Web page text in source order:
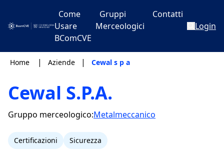
Come
Usare
BComCVE
Gruppi
Merceologici
Contatti
Login
Home | Aziende | Cewal s p a
Cewal S.P.A.
Gruppo merceologico:Metalmeccanico
Certificazioni Sicurezza